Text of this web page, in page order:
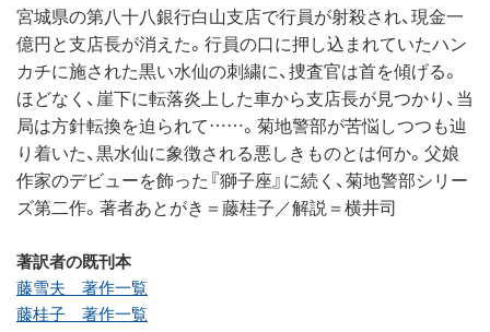
宮城県の第八十八銀行白山支店で行員が射殺され、現金一
億円と支店長が消えた。行員の口に押し込まれていたハン
カチに施された黒い水仙の刺繍に、捜査官は首を傾げる。
ほどなく、崖下に転落炎上した車から支店長が見つかり、当
局は方針転換を迫られて……。菊地警部が苦悩しつつも辿
り着いた、黒水仙に象徴される悪しきものとは何か。父娘
作家のデビューを飾った『獅子座』に続く、菊地警部シリー
ズ第二作。著者あとがき＝藤桂子／解説＝横井司
著訳者の既刊本
藤雪夫 著作一覧
藤桂子 著作一覧